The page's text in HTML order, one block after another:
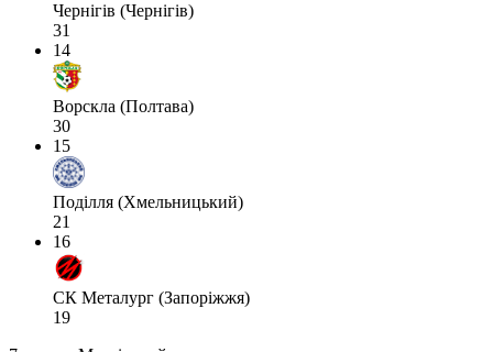
Чернігів (Чернігів)
31
14
Ворскла (Полтава)
30
15
Поділля (Хмельницький)
21
16
СК Металург (Запоріжжя)
19